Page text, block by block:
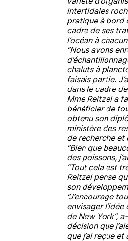
intertidales
pratique à bord
cadre de ses
l’océan à
“Nous avons
chaluts à
faisais partie.
dans le cadre
Mme Reitzel a
bénéficier de
obtenu son
ministère des
de recherche et
“Bien que
des poissons,
“Tout cela est
Reitzel pense
son
“J’encourage
envisager
de New York”,
décision que
que j’ai reçue